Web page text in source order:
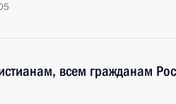
всем гражданам